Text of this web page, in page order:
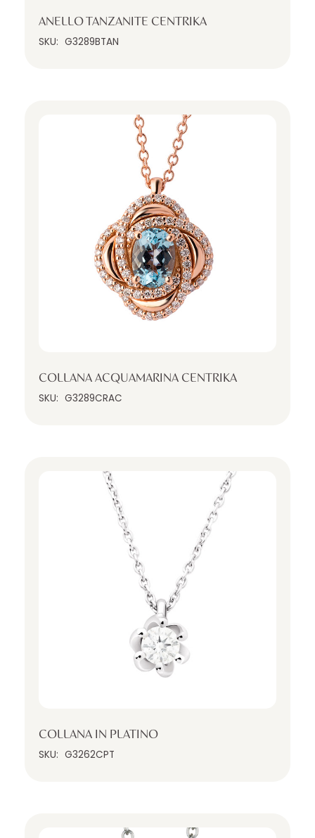
ANELLO TANZANITE CENTRIKA
SKU: G3289BTAN
COLLANA ACQUAMARINA CENTRIKA
SKU: G3289CRAC
COLLANA IN PLATINO
SKU: G3262CPT